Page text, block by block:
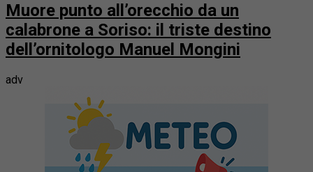
Muore punto all’orecchio da un
calabrone a Soriso: il triste destino
dell’ornitologo Manuel Mongini
adv